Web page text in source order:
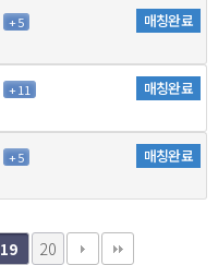
+ 5 매칭완료
+ 11 매칭완료
+ 5 매칭완료
19 20